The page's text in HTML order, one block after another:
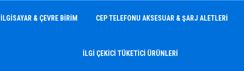
& ÇEVRE BİRİM CEP TELEFONU AKSESUAR & ŞARJ ALETLERİ
İLGİ ÇEKİCİ TÜKETİCİ ÜRÜNLERİ